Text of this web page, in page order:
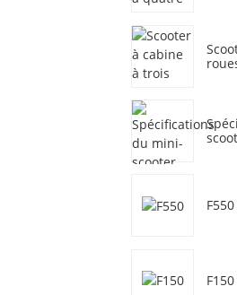
F550
F150